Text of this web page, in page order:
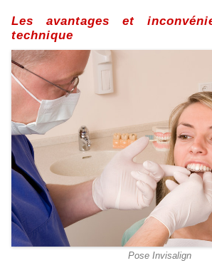
Les avantages et
technique
Pose Invisalign